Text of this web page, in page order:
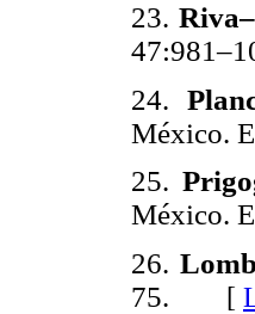
23.
24.
México.
25.
México.
26.
75. [